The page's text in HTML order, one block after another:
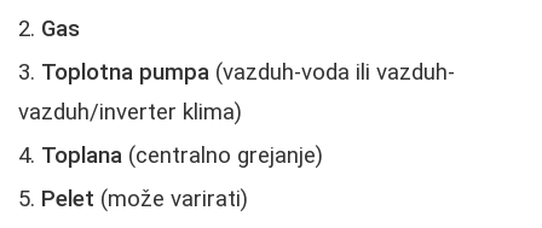
Gas
Toplotna pumpa (vazduh-voda ili vazduh-
vazduh/inverter klima)
Toplana (centralno grejanje)
Pelet (može varirati)